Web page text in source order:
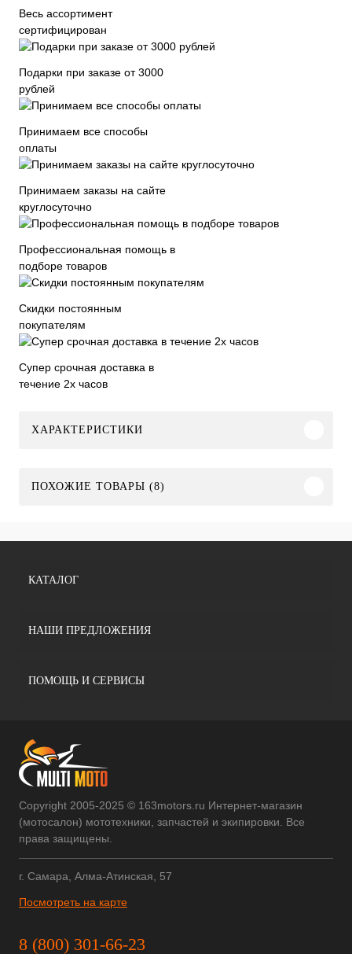
Весь ассортимент
сертифицирован
Подарки при заказе от 3000
рублей
Принимаем все способы
оплаты
Принимаем заказы на сайте
круглосуточно
Профессиональная помощь в
подборе товаров
Скидки постоянным
покупателям
Супер срочная доставка в
течение 2х часов
ХАРАКТЕРИСТИКИ
ПОХОЖИЕ ТОВАРЫ (8)
КАТАЛОГ
НАШИ ПРЕДЛОЖЕНИЯ
ПОМОЩЬ И СЕРВИСЫ
Copyright 2005-2025 © 163motors.ru Интернет-магазин
(мотосалон) мототехники, запчастей и экипировки. Все
права защищены.
г. Самара, Алма-Атинская, 57
Посмотреть на карте
8 (800) 301-66-23